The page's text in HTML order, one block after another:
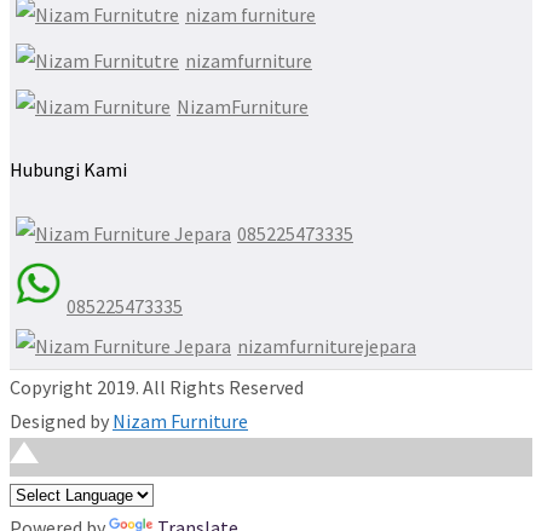
nizam furniture
nizamfurniture
NizamFurniture
Hubungi Kami
085225473335
085225473335
nizamfurniturejepara
Copyright 2019. All Rights Reserved
Designed by Nizam Furniture